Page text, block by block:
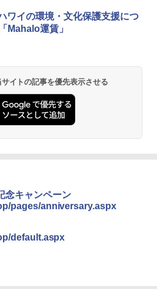
ワイの環境・文化保護支援につ
Mahalo運賃」
イトの記事を優先表示させる
念キャンペーン
pages/anniversary.aspx
default.aspx